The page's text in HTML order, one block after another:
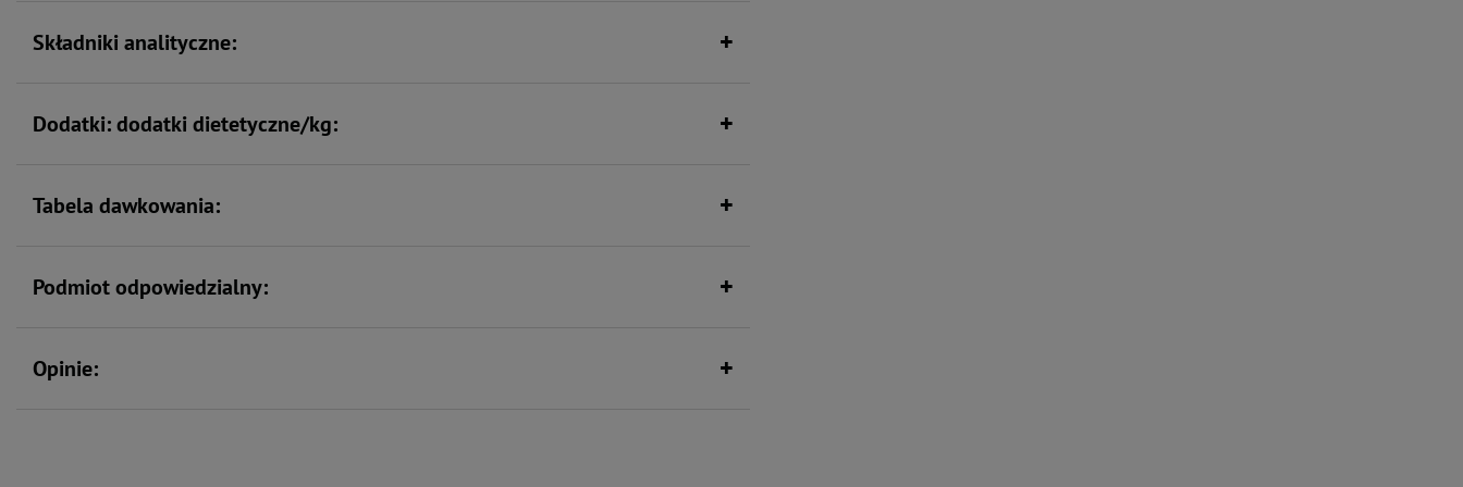
Składniki analityczne:
Dodatki: dodatki dietetyczne/kg:
Tabela dawkowania:
Podmiot odpowiedzialny:
Opinie: